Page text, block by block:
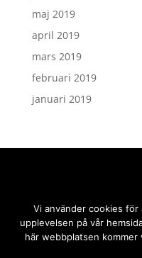
maj 2019
april 2019
mars 2019
februari 2019
januari 2019
Vi använder cookies
upplevelsen på vår
här webbplatsen